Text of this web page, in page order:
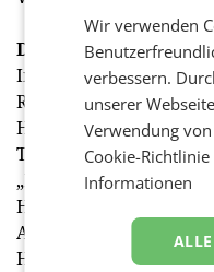
Die Wiener Sommer
In der Sommer
Restaurants in Wien
Hauben, darunter das
Traube“ (2 Hauben),
„Das Specht“ (3
Hauben), das
Außerdem dabei:
Hauben), das
Wir verwenden
verbessern.
unserer
Verwendung
Cookie-
Informationen